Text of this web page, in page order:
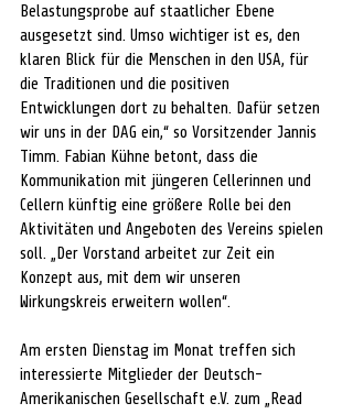
Belastungsprobe auf staatlicher Ebene
ausgesetzt sind. Umso wichtiger ist es, den
klaren Blick für die Menschen in den USA, für
die Traditionen und die positiven
Entwicklungen dort zu behalten. Dafür setzen
wir uns in der DAG ein,“ so Vorsitzender Jannis
Timm. Fabian Kühne betont, dass die
Kommunikation mit jüngeren Cellerinnen und
Cellern künftig eine größere Rolle bei den
Aktivitäten und Angeboten des Vereins spielen
soll. „Der Vorstand arbeitet zur Zeit ein
Konzept aus, mit dem wir unseren
Wirkungskreis erweitern wollen“.
Am ersten Dienstag im Monat treffen sich
interessierte Mitglieder der Deutsch-
Amerikanischen Gesellschaft e.V. zum „Read